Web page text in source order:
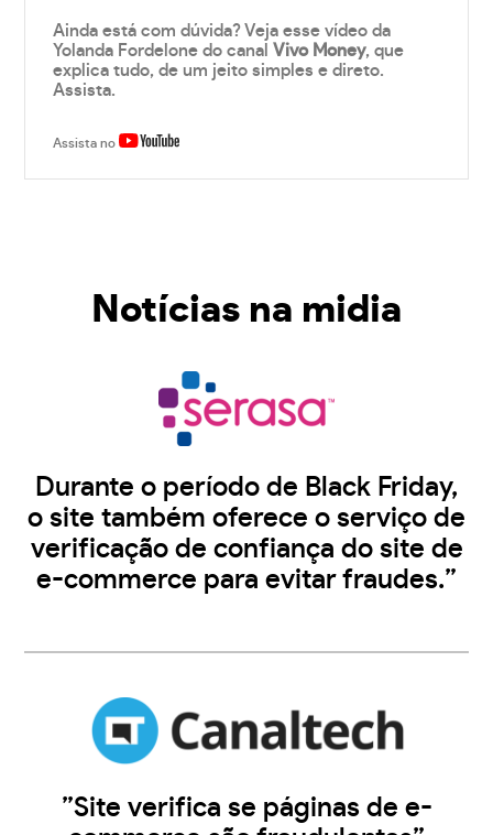
Ainda está com dúvida? Veja esse vídeo da
Yolanda Fordelone do canalVivo Money, que
explica tudo, de um jeito simples e direto.
Assista.
Assista no
Notícias na midia
Durante o período de Black Friday,
o site também oferece o serviço de
verificação de confiança do site de
e-commerce para evitar fraudes.”
”Site verifica se páginas de e-